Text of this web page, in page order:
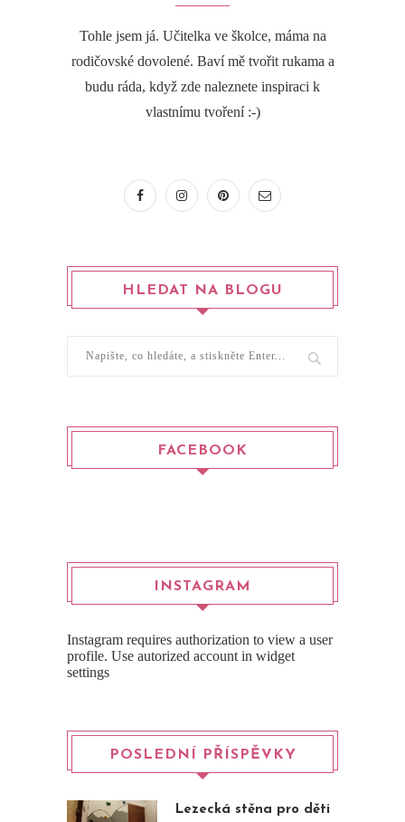
Tohle jsem já. Učitelka ve školce, máma na
rodičovské dovolené. Baví mě tvořit rukama a
budu ráda, když zde naleznete inspiraci k
vlastnímu tvoření :-)
HLEDAT NA BLOGU
FACEBOOK
INSTAGRAM
Instagram requires authorization to view a user
profile. Use autorized account in widget
settings
POSLEDNÍ PŘÍSPĚVKY
Lezecká stěna pro děti